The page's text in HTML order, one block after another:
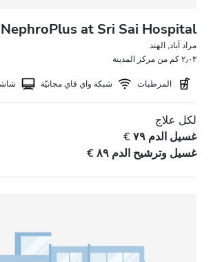
NephroPlus at Sri Sai Hospital
مراد آباد, الهند
٢٫٠٣ كم من مركز المدينة
المرطبات شبكة واي فاي مجانيّة
لكل علاج
غسيل الدم ٧٩ €
غسيل وترشيح الدم ٨٩ €